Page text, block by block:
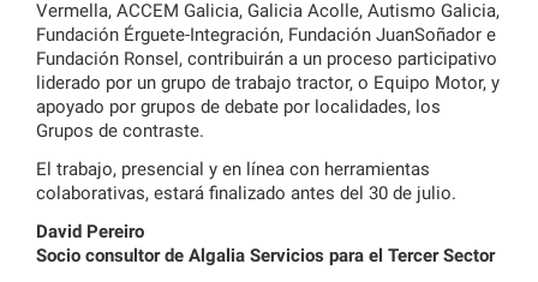
Vermella, ACCEM Galicia, Galicia Acolle, Autismo Galicia,
Fundación Érguete-Integración, Fundación JuanSoñador e
Fundación Ronsel, contribuirán a un proceso participativo
liderado por un grupo de trabajo tractor, o Equipo Motor, y
apoyado por grupos de debate por localidades, los
Grupos de contraste.
El trabajo, presencial y en línea con herramientas
colaborativas, estará finalizado antes del 30 de julio.
David Pereiro
Socio consultor de Algalia Servicios para el Tercer Sector